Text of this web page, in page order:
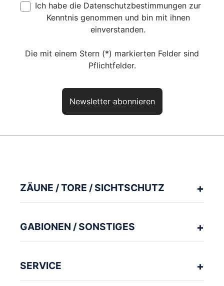
Ich habe die Datenschutzbestimmungen zur
Kenntnis genommen und bin mit ihnen
einverstanden.
Die mit einem Stern (*) markierten Felder sind
Pflichtfelder.
Newsletter abonnieren
ZÄUNE / TORE / SICHTSCHUTZ
GABIONEN / SONSTIGES
SERVICE